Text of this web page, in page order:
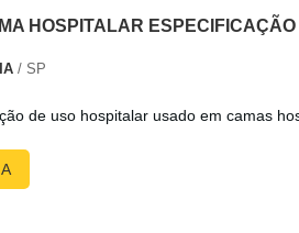
HOSPITALAR ESPECIFICAÇÃO
/ SP
de uso hospitalar usado em camas